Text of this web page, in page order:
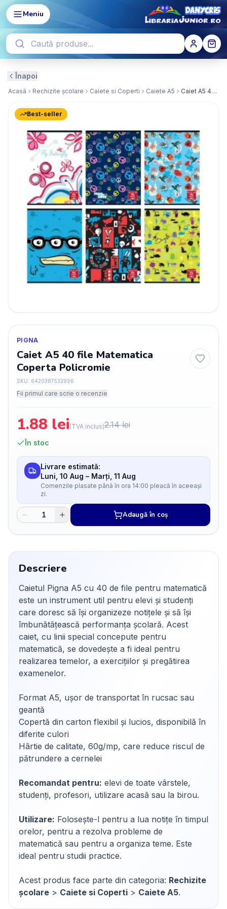
Meniu
Înapoi
Acasă Rechizite școlare Caiete si Coperti Caiete A5 Caiet A5 40 file Matematica Coperta Policromie
Best-seller
PIGNA
Caiet A5 40 file Matematica
Coperta Policromie
SKU: 6420387532996
Fii primul care scrie o recenzie
1.88 lei(TVA inclus)2.14lei
În stoc
Livrare estimată:
Luni, 10 Aug – Marți, 11 Aug
Comenzile plasate până în ora 14:00 pleacă în aceeași
zi.
Adaugă în coș
Descriere
Caietul Pigna A5 cu 40 de file pentru matematică
este un instrument util pentru elevi și studenți
care doresc să își organizeze notițele și să își
îmbunătățească performanța școlară. Acest
caiet, cu linii special concepute pentru
matematică, se dovedește a fi ideal pentru
realizarea temelor, a exercițiilor și pregătirea
examenelor.
Format A5, ușor de transportat în rucsac sau
geantă
Copertă din carton flexibil și lucios, disponibilă în
diferite culori
Hârtie de calitate, 60g/mp, care reduce riscul de
pătrundere a cernelei
Recomandat pentru: elevi de toate vârstele,
studenți, profesori, utilizare acasă sau la birou.
Utilizare: Folosește-l pentru a lua notițe în timpul
orelor, pentru a rezolva probleme de
matematică sau pentru a organiza teme. Este
ideal pentru studii practice.
Acest produs face parte din categoria: Rechizite
școlare > Caiete si Coperti > Caiete A5.